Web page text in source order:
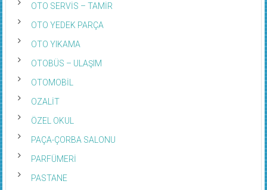
OTO SERVİS – TAMİR
OTO YEDEK PARÇA
OTO YIKAMA
OTOBÜS – ULAŞIM
OTOMOBİL
OZALİT
ÖZEL OKUL
PAÇA-ÇORBA SALONU
PARFÜMERİ
PASTANE